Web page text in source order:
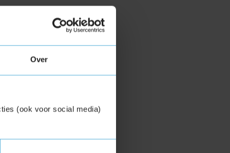
Over
(ook voor social media)